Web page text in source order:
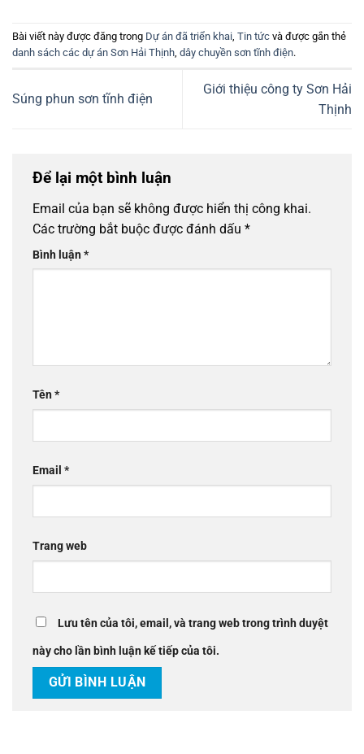
Bài viết này được đăng trong Dự án đã triển khai Tin tức và được gắn thẻ
danh sách các dự án Sơn Hải Thịnh dây chuyền sơn tĩnh điện.
Súng phun sơn tĩnh điện
Giới thiệu công ty Sơn Hải
Thịnh
Để lại một bình luận
Email của bạn sẽ không được hiển thị công khai.
Các trường bắt buộc được đánh dấu *
Bình luận*
Tên*
Email *
Trang web
Lưu tên của tôi, email, và trang web trong trình duyệt
này cho lần bình luận kế tiếp của tôi.